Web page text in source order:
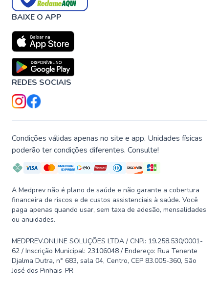
BAIXE O APP
REDES SOCIAIS
Condições válidas apenas no site e app. Unidades físicas
poderão ter condições diferentes. Consulte!
A Medprev não é plano de saúde e não garante a cobertura
financeira de riscos e de custos assistenciais à saúde. Você
paga apenas quando usar, sem taxa de adesão, mensalidades
ou anuidades.
MEDPREV.ONLINE SOLUÇÕES LTDA / CNPJ: 19.258.530/0001-
62 / Inscrição Municipal: 23106048 / Endereço: Rua Tenente
Djalma Dutra, n° 683, sala 04, Centro, CEP 83.005-360, São
José dos Pinhais-PR